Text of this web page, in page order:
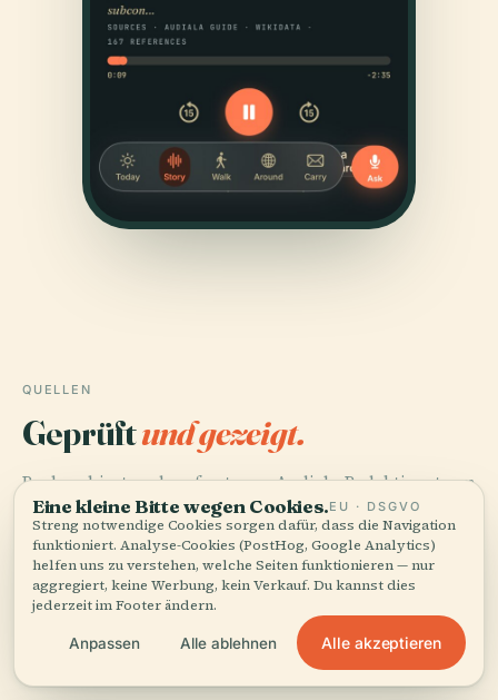
QUELLEN
Geprüftund gezeigt.
Recherchiert und verfasst vom Audiala-Redaktionsteam
aus historischen Aufzeichnungen, architektonischen
Archiven und lokalem Wissen.
Zuletzt überprüft: August 2025
La Nación, 2022, Grupo Barcelona and Municipality of
Eine kleine Bitte wegen Cookies.EU · DSGVO
Streng notwendige Cookies sorgen dafür, dass die Navigation
funktioniert. Analyse-Cookies (PostHog, Google Analytics)
helfen uns zu verstehen, welche Seiten funktionieren — nur
aggregiert, keine Werbung, kein Verkauf. Du kannst dies
jederzeit im Footer ändern.
Anpassen Alle ablehnen Alle akzeptieren